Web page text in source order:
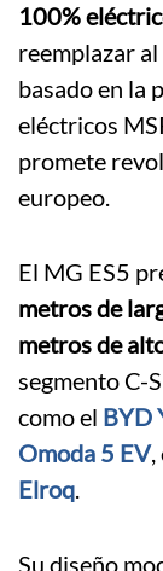
100%
reemplazar al
basado en la
eléctricos
promete
europeo.
El MG ES5
metros de
metros de
segmento C-
como el BYD
Omoda 5 EV,
Elroq.
Su diseño